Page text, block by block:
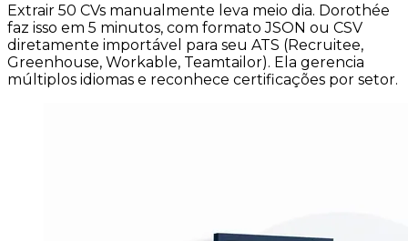
Extrair 50 CVs manualmente leva meio dia. Dorothée
faz isso em 5 minutos, com formato JSON ou CSV
diretamente importável para seu ATS (Recruitee,
Greenhouse, Workable, Teamtailor). Ela gerencia
múltiplos idiomas e reconhece certificações por setor.